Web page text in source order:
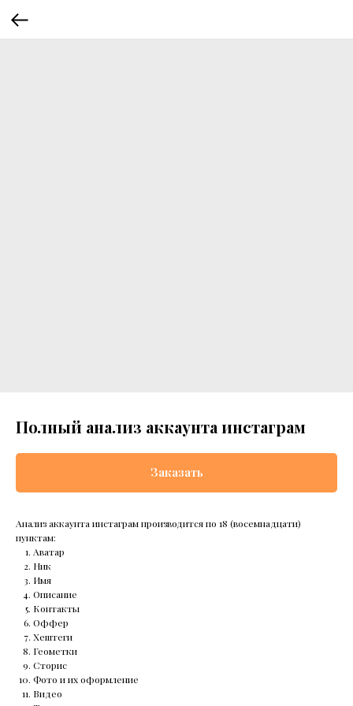
Полный анализ аккаунта инстаграм
Заказать
Анализ аккаунта инстаграм производится по 18 (восемнадцати)
пунктам:
Аватар
Ник
Имя
Описание
Контакты
Оффер
Хештеги
Геометки
Сторис
Фото и их оформление
Видео